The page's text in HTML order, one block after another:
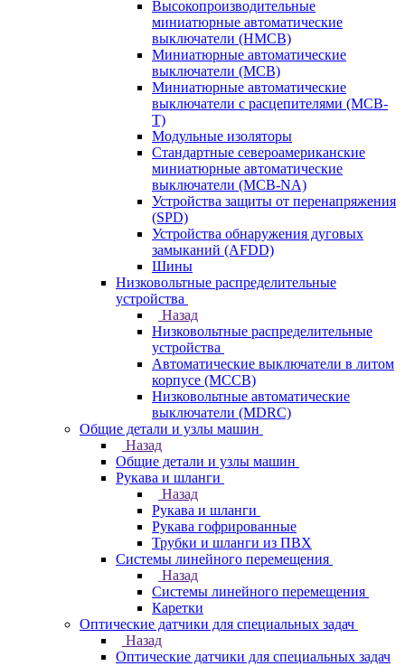
Высокопроизводительные
миниатюрные автоматические
выключатели (HMCB)
Миниатюрные автоматические
выключатели (MCB)
Миниатюрные автоматические
выключатели с расцепителями (MCB-
T)
Модульные изоляторы
Стандартные североамериканские
миниатюрные автоматические
выключатели (MCB-NA)
Устройства защиты от перенапряжения
(SPD)
Устройства обнаружения дуговых
замыканий (AFDD)
Шины
Низковольтные распределительные
устройства
Назад
Низковольтные распределительные
устройства
Автоматические выключатели в литом
корпусе (MCCB)
Низковольтные автоматические
выключатели (MDRC)
Общие детали и узлы машин
Назад
Общие детали и узлы машин
Рукава и шланги
Назад
Рукава и шланги
Рукава гофрированные
Трубки и шланги из ПВХ
Системы линейного перемещения
Назад
Системы линейного перемещения
Каретки
Оптические датчики для специальных задач
Назад
Оптические датчики для специальных задач